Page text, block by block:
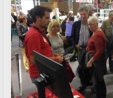
camping-
car